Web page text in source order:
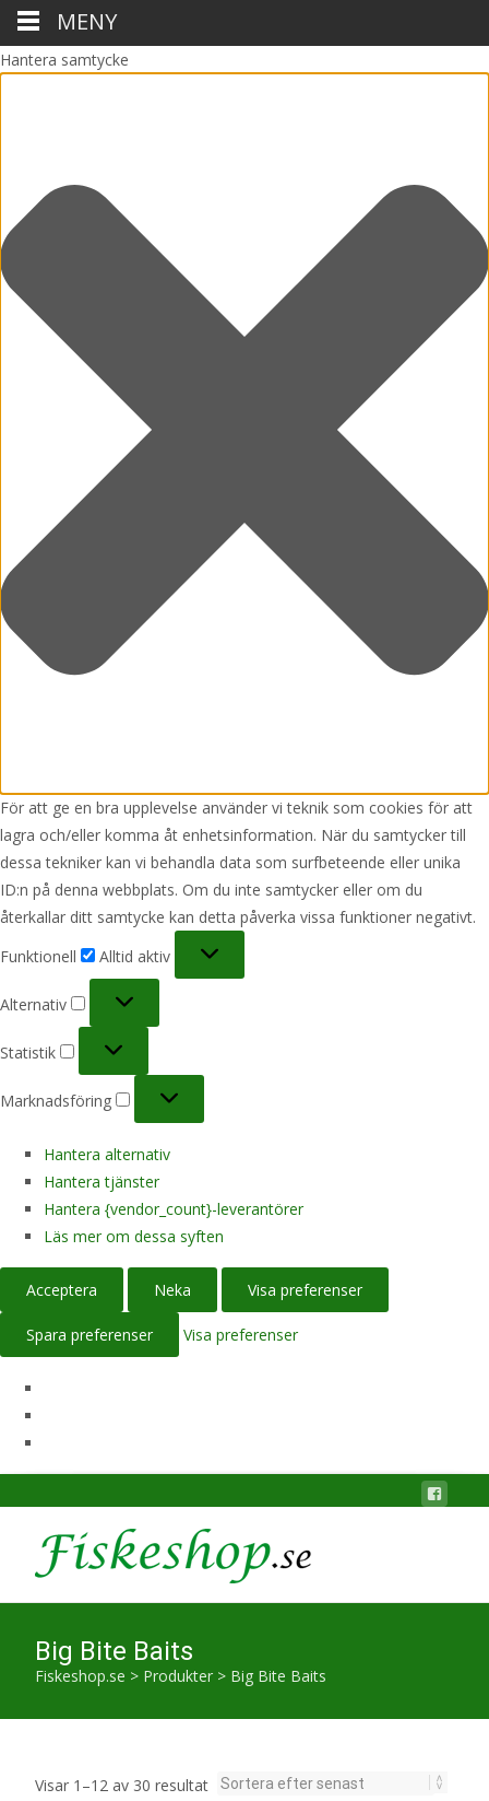
Hantera samtycke
För att ge en bra upplevelse använder vi teknik som cookies för att
lagra och/eller komma åt enhetsinformation. När du samtycker till
dessa tekniker kan vi behandla data som surfbeteende eller unika
ID:n på denna webbplats. Om du inte samtycker eller om du
återkallar ditt samtycke kan detta påverka vissa funktioner negativt.
Funktionell
Alltid aktiv
Alternativ
Statistik
Marknadsföring
Hantera alternativ
Hantera tjänster
Hantera {vendor_count}-leverantörer
Läs mer om dessa syften
Acceptera Neka Visa preferenser
Spara preferenser Visa preferenser
Big Bite Baits
Fiskeshop.se > Produkter > Big Bite Baits
Visar 1–12 av 30 resultatSortera
MENY